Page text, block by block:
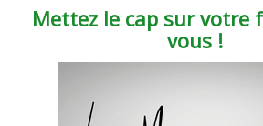
Mettez le cap sur votre
vous !